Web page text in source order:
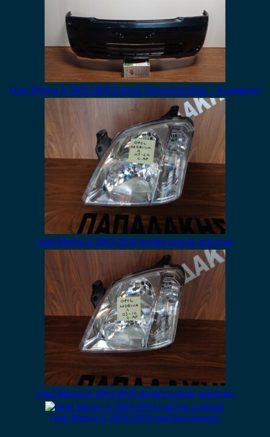
Opel Meriva A 2003-2006 Εμπρός Προφυλακτήρας – Κυπαρισσί
Opel Meriva A 2003-2010 φανάρι εμπρός αριστερό
Opel Meriva A 2003-2010 φανάρι εμπρός αριστερό
Opel Meriva A 2003-2010 εταζέρα μπαγκάζ